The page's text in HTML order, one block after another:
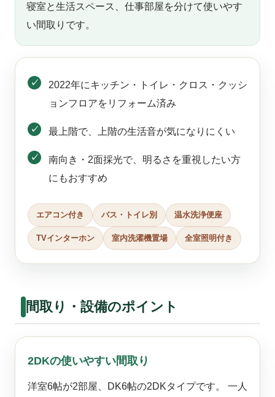
寝室と生活スペース、仕事部屋を分けて使いやす
い間取りです。
2022年にキッチン・トイレ・クロス・クッシ
ョンフロアをリフォーム済み
最上階で、上階の生活音が気になりにくい
南向き・2面採光で、明るさを重視したい方
にもおすすめ
エアコン付き バス・トイレ別 温水洗浄便座
TVインターホン 室内洗濯機置場 全室照明付き
間取り・設備のポイント
2DKの使いやすい間取り
洋室6帖が2部屋、DK6帖の2DKタイプです。 一人